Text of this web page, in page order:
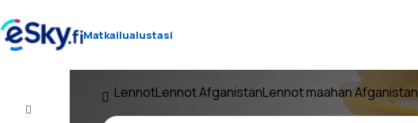
Matkailualustasi
LennotLennot AfganistanLennot maahan Afganistan